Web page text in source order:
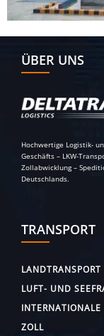
ÜBER UNS
Hochwertige Logistik-
Geschäfts – LKW-
Zollabwicklung –
Deutschlands.
TRANSPORT
LANDTRANSPORT
LUFT- UND
INTERNATIONALE
ZOLL